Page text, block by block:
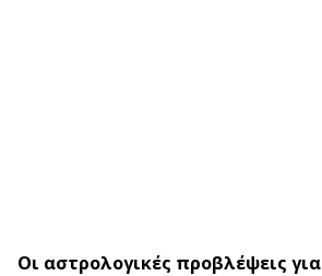
Oι αστρολογικές προβλέψεις